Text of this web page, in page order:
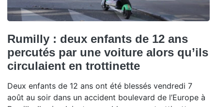
Rumilly : deux enfants de 12 ans
percutés par une voiture alors qu’ils
circulaient en trottinette
Deux enfants de 12 ans ont été blessés vendredi 7
août au soir dans un accident boulevard de l’Europe à